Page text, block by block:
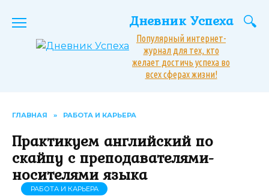
Дневник Успеха
Популярный интернет-
журнал для тех, кто
желает достичь успеха во
всех сферах жизни!
ГЛАВНАЯ » РАБОТА И КАРЬЕРА
Практикуем английский по
скайпу с преподавателями-
носителями языка
РАБОТА И КАРЬЕРА